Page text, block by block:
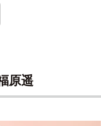
原遥